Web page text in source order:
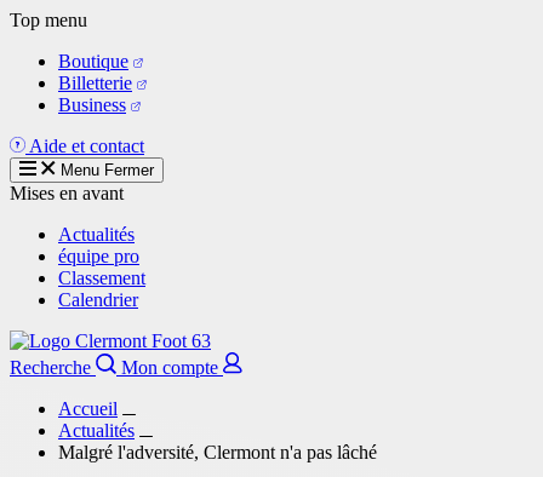
Aller
contenu
principal
Top menu
Boutique
Billetterie
Business
Aide et contact
Menu Fermer
Mises en avant
Actualités
équipe pro
Classement
Calendrier
Recherche
Mon compte
Accueil
Actualités
Malgré l'adversité, Clermont n'a pas lâché